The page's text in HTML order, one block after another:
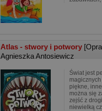
Atlas - stwory i potwory
Agnieszka Antosiewicz
Świat jest
piękne,
można się
zejść z
niewielką